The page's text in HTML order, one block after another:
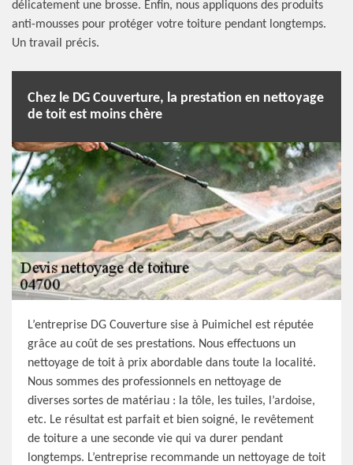
délicatement une brosse. Enfin, nous appliquons des produits
anti-mousses pour protéger votre toiture pendant longtemps.
Un travail précis.
Chez le DG Couverture, la prestation en nettoyage
de toit est moins chère
L’entreprise DG Couverture sise à Puimichel est réputée
grâce au coût de ses prestations. Nous effectuons un
nettoyage de toit à prix abordable dans toute la localité.
Nous sommes des professionnels en nettoyage de
diverses sortes de matériau : la tôle, les tuiles, l’ardoise,
etc. Le résultat est parfait et bien soigné, le revêtement
de toiture a une seconde vie qui va durer pendant
longtemps. L’entreprise recommande un nettoyage de toit